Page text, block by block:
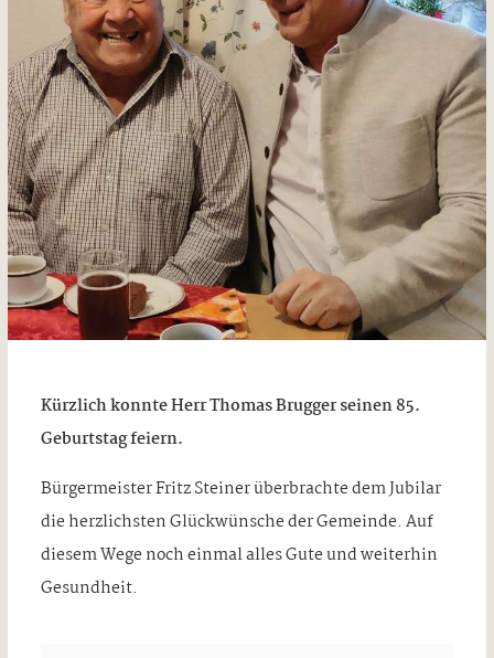
Kürzlich konnte Herr Thomas Brugger seinen 85.
Geburtstag feiern.
Bürgermeister Fritz Steiner überbrachte dem Jubilar
die herzlichsten Glückwünsche der Gemeinde. Auf
diesem Wege noch einmal alles Gute und weiterhin
Gesundheit.